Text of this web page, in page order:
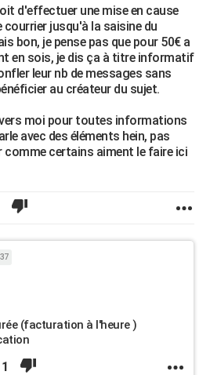
d'effectuer une mise en cause
jusqu'à la saisine du
bon, je pense pas que pour 50€ a
en sois, je dis ça à titre informatif
leur nb de messages sans
au créateur du sujet.
moi pour toutes informations
avec des éléments hein, pas
comme certains aiment le faire ici
(facturation à l'heure )
1